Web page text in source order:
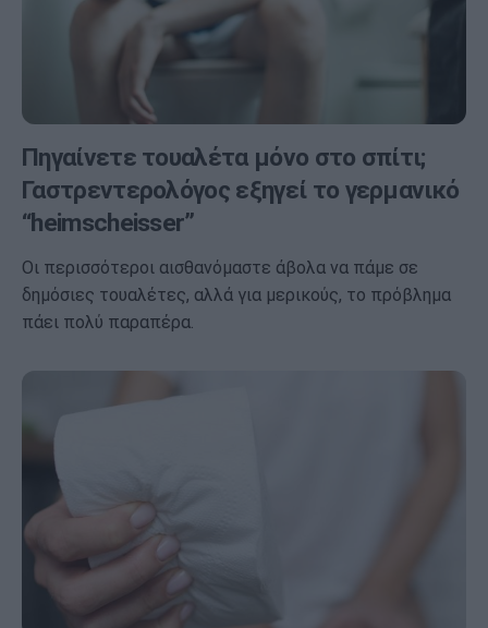
Πηγαίνετε τουαλέτα μόνο στο σπίτι;
Γαστρεντερολόγος εξηγεί το γερμανικό
“heimscheisser”
Οι περισσότεροι αισθανόμαστε άβολα να πάμε σε
δημόσιες τουαλέτες, αλλά για μερικούς, το πρόβλημα
πάει πολύ παραπέρα.